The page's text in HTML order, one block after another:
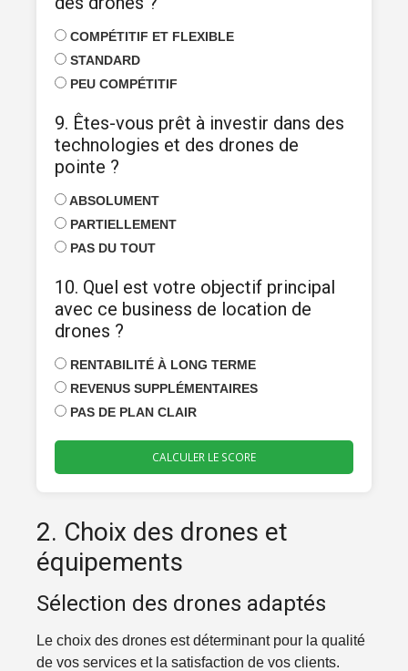
COMPÉTITIF ET FLEXIBLE
STANDARD
PEU COMPÉTITIF
9. Êtes-vous prêt à investir dans des
technologies et des drones de
pointe ?
ABSOLUMENT
PARTIELLEMENT
PAS DU TOUT
10. Quel est votre objectif principal
avec ce business de location de
drones ?
RENTABILITÉ À LONG TERME
REVENUS SUPPLÉMENTAIRES
PAS DE PLAN CLAIR
CALCULER LE SCORE
2. Choix des drones et
équipements
Sélection des drones adaptés
Le choix des drones est déterminant pour la qualité
de vos services et la satisfaction de vos clients.